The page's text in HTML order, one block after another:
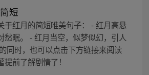
短
于红月的简短唯美句子： - 红月高悬
愁眠。 - 红月当空，似梦似幻，引人
同时，也可以点击下方链接来阅读
提前了解剧情了！